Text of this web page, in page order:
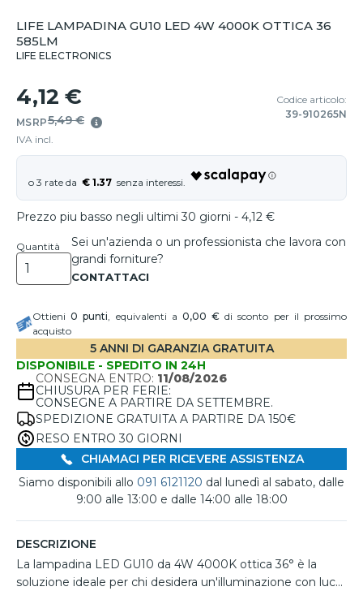
LIFE LAMPADINA GU10 LED 4W 4000K OTTICA 36
585LM
LIFE ELECTRONICS
4,12 €
MSRP5,49 €
IVA incl.
Codice articolo:
39-910265N
€ 1.37
Prezzo piu basso negli ultimi 30 giorni - 4,12 €
Quantità
Sei un'azienda o un professionista che lavora con
grandi forniture?
Ottieni0 punti, equivalenti a 0,00 € di sconto per il prossimo
acquisto
5 ANNI DI GARANZIA GRATUITA
DISPONIBILE - SPEDITO IN 24H
CONSEGNA ENTRO: 11/08/2026
CHIUSURA PER FERIE:
CONSEGNE A PARTIRE DA SETTEMBRE.
SPEDIZIONE GRATUITA A PARTIRE DA 150€
RESO ENTRO 30 GIORNI
CHIAMACI PER RICEVERE ASSISTENZA
Siamo disponibili allo 091 6121120 dal lunedì al sabato, dalle
9:00 alle 13:00 e dalle 14:00 alle 18:00
DESCRIZIONE
La lampadina LED GU10 da 4W 4000K ottica 36° è la
soluzione ideale per chi desidera un'illuminazione con luce